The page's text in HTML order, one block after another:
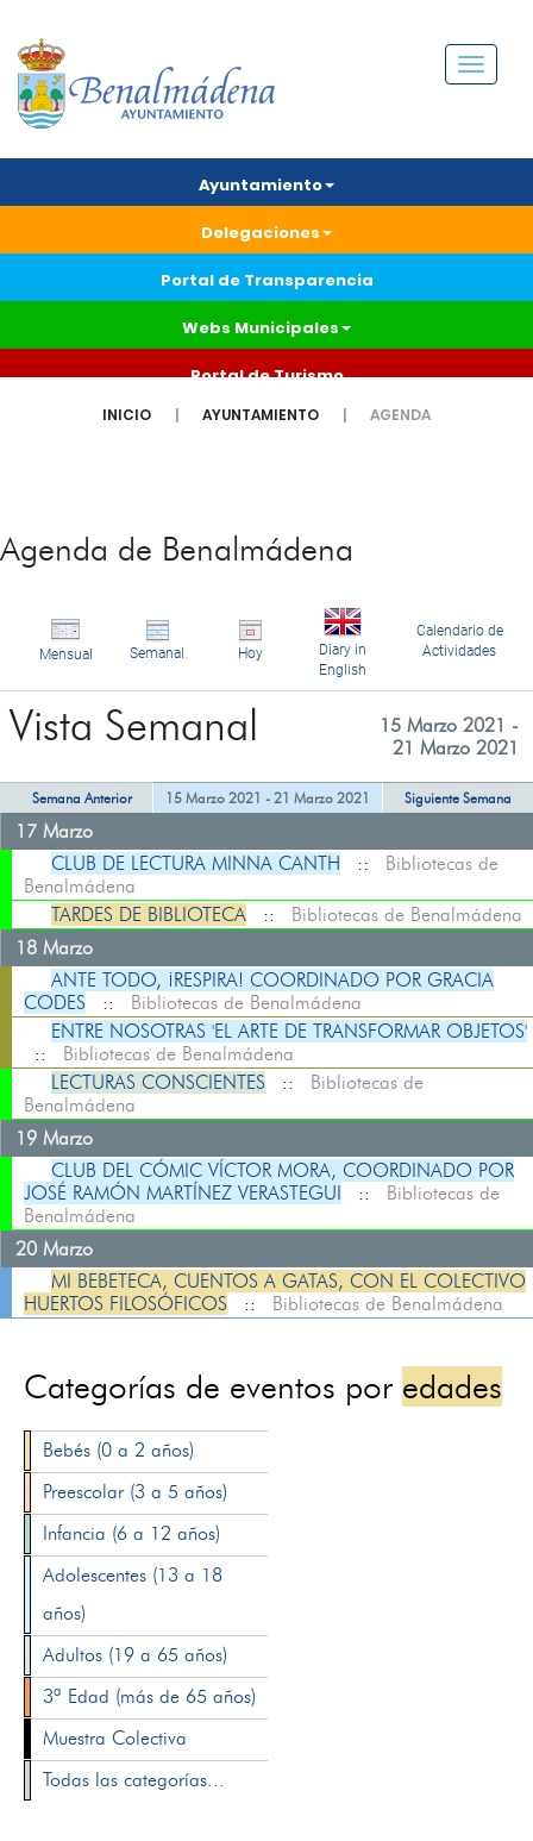
Menú
Ayuntamiento
Delegaciones
Portal de Transparencia
Webs Municipales
Portal de Turismo
INICIO AYUNTAMIENTO AGENDA
Agenda de Benalmádena
Mensual Semanal Hoy
Diary in
English
Calendario de
Actividades
Vista Semanal
15 Marzo 2021 -
21 Marzo 2021
Semana Anterior 15 Marzo 2021 - 21 Marzo 2021 Siguiente Semana
17 Marzo
CLUB DE LECTURA MINNA CANTH :: Bibliotecas de
Benalmádena
TARDES DE BIBLIOTECA :: Bibliotecas de Benalmádena
18 Marzo
ANTE TODO, ¡RESPIRA! COORDINADO POR GRACIA
CODES :: Bibliotecas de Benalmádena
ENTRE NOSOTRAS 'EL ARTE DE TRANSFORMAR OBJETOS'
:: Bibliotecas de Benalmádena
LECTURAS CONSCIENTES :: Bibliotecas de
Benalmádena
19 Marzo
CLUB DEL CÓMIC VÍCTOR MORA, COORDINADO POR
JOSÉ RAMÓN MARTÍNEZ VERASTEGUI :: Bibliotecas de
Benalmádena
20 Marzo
MI BEBETECA, CUENTOS A GATAS, CON EL COLECTIVO
HUERTOS FILOSÓFICOS :: Bibliotecas de Benalmádena
Categorías de eventos por edades
Bebés (0 a 2 años)
Preescolar (3 a 5 años)
Infancia (6 a 12 años)
Adolescentes (13 a 18
años)
Adultos (19 a 65 años)
3ª Edad (más de 65 años)
Muestra Colectiva
Todas las categorías...